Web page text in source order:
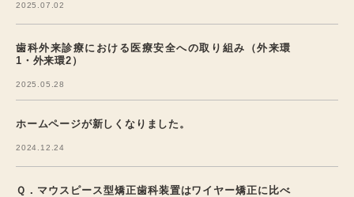
2025.07.02
歯科外来診療における医療安全への取り組み（外来環
1・外来環2）
2025.05.28
ホームページが新しくなりました。
2024.12.24
Ｑ．マウスピース型矯正歯科装置はワイヤー矯正に比べ